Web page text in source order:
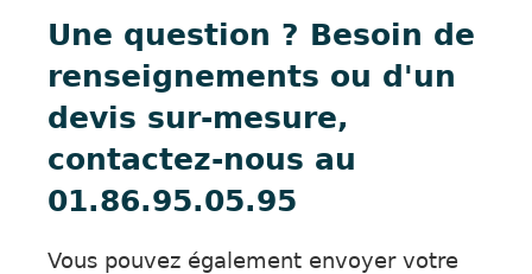
Une question ? Besoin de
renseignements ou d'un
devis sur-mesure,
contactez-nous au
01.86.95.05.95
Vous pouvez également envoyer votre